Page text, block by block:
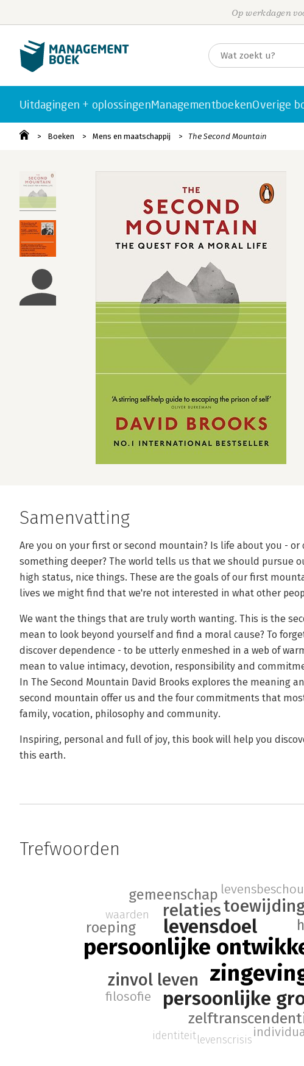
Op werkdagen
Uitdagingen + oplossingenManagementboekenOverige
Boeken Mens en maatschappij The Second Mountain
Samenvatting
Are you on your first or second mountain? Is life about you - or
something deeper? The world tells us that we should pursue
high status, nice things. These are the goals of our first
lives we might find that we're not interested in what other
We want the things that are truly worth wanting. This is the
mean to look beyond yourself and find a moral cause? To
discover dependence - to be utterly enmeshed in a web of
mean to value intimacy, devotion, responsibility and
In The Second Mountain David Brooks explores the meaning
second mountain offer us and the four commitments that
family, vocation, philosophy and community.
Inspiring, personal and full of joy, this book will help you
this earth.
Trefwoorden
persoonlijke
levensdoel
persoonlijke
zinvol leven
relaties
gemeenschap
roeping
filosofie
waarden
levenscrisis
identiteit